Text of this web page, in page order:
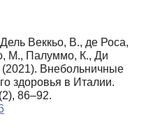
Веккьо, В., де Роса,
М., Палуммо, К., Ди
Внебольничные
здоровья в Италии.
(2), 86–92.